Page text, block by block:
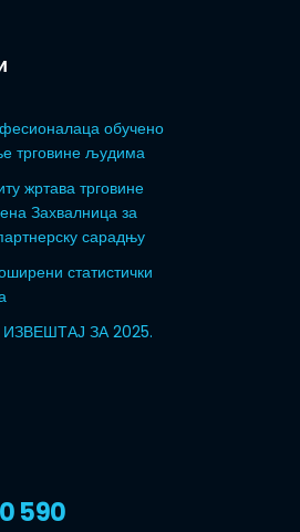
обучено
трговине људима
жртава трговине
Захвалница за
сарадњу
статистички
ЗА 2025.
590